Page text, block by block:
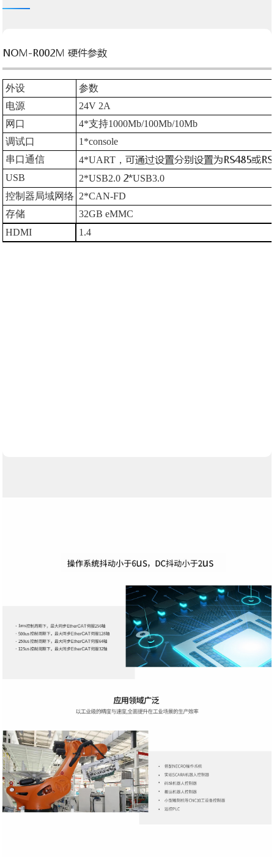
NOM-R002M 硬件参数
外设
参数
电源
24V 2A
网口
4*支持1000Mb/100Mb/10Mb
调试口
1*console
串口通信
4*UART， 可通过设置分别设置为RS485或
USB 2*USB2.0 2*USB3.0
控制器局域网络 2*CAN-FD
存储
32GB eMMC
HDMI
1.4